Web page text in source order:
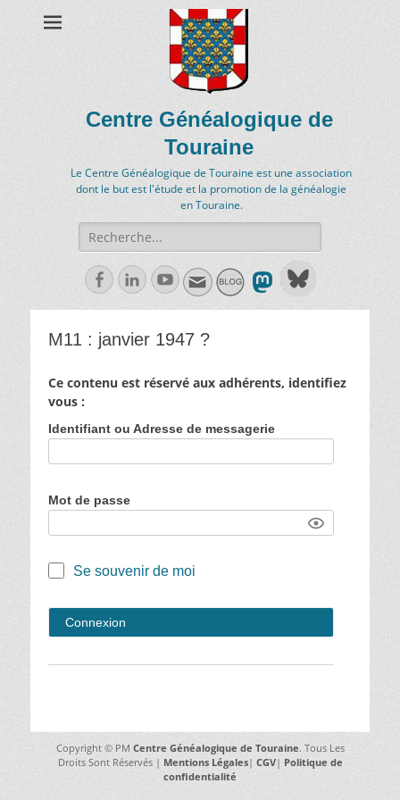
Centre Généalogique de
Touraine
Le Centre Généalogique de Touraine est une association
dont le but est l'étude et la promotion de la généalogie
en Touraine.
Recherche
de:
FacebookLinkedln
Youtube
M11 : janvier 1947 ?
Ce contenu est réservé aux adhérents, identifiez
vous :
Identifiant ou Adresse de messagerie
Mot de passe
Se souvenir de moi
Copyright © PM Centre Généalogique de Touraine. Tous Les
Droits Sont Réservés | Mentions Légales| CGV| Politique de
confidentialité